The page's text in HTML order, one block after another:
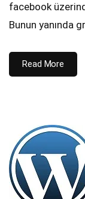
facebook
Bunun yanında
Read More